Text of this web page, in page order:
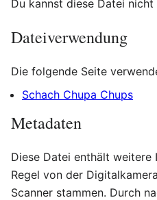
Du kannst diese Datei nicht
Dateiverwendung
Die folgende Seite
Schach Chupa Chups
Metadaten
Diese Datei enthält
Regel von der
Scanner stammen. Durch